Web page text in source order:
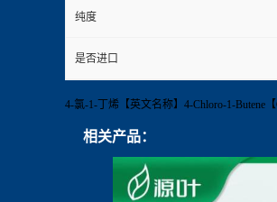
纯度
是否进口
4-氯-1-丁烯【英文名称】4-Chloro-1-Butene
相关产品：